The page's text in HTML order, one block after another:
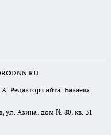
Редактор сайта: Бакаева
ул. Азина, дом № 80, кв. 31